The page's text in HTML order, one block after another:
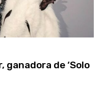
ganadora de ‘Solo